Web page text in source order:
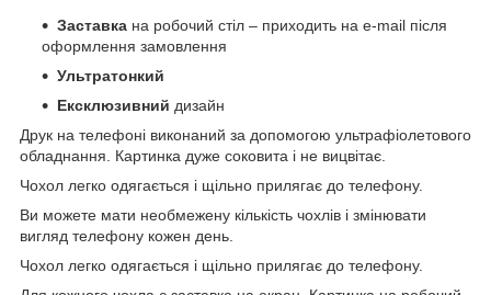
Заставка на робочий стіл – приходить на e-mail після
оформлення замовлення
Ультратонкий
Ексклюзивний дизайн
Друк на телефоні виконаний за допомогою ультрафіолетового
обладнання. Картинка дуже соковита і не вицвітає.
Чохол легко одягається і щільно прилягає до телефону.
Ви можете мати необмежену кількість чохлів і змінювати
вигляд телефону кожен день.
Чохол легко одягається і щільно прилягає до телефону.